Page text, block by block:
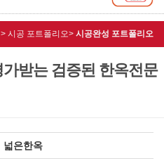
시공 포트폴리오> 시공완성 포트폴리오
받는 검증된 한옥전문
넓은한옥